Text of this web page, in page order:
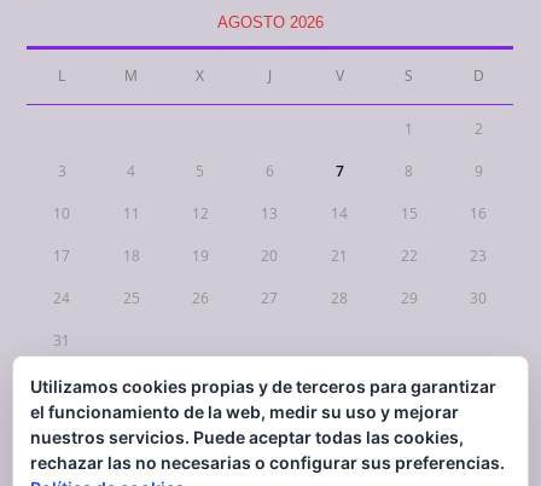
AGOSTO 2026
L M X J V S D
1 2
3 4 5 6 7 8 9
10 11 12 13 14 15 16
17 18 19 20 21 22 23
24 25 26 27 28 29 30
31
« Mar
Utilizamos cookies propias y de terceros para garantizar
el funcionamiento de la web, medir su uso y mejorar
nuestros servicios. Puede aceptar todas las cookies,
rechazar las no necesarias o configurar sus preferencias.